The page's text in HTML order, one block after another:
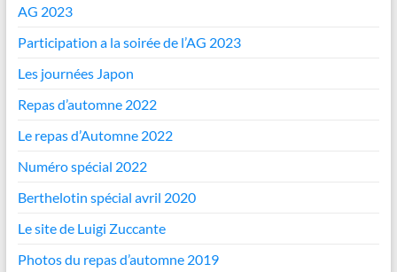
AG 2023
Participation a la soirée de l’AG 2023
Les journées Japon
Repas d’automne 2022
Le repas d’Automne 2022
Numéro spécial 2022
Berthelotin spécial avril 2020
Le site de Luigi Zuccante
Photos du repas d’automne 2019